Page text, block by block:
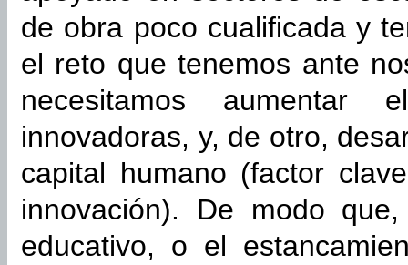
de obra poco cualificada y
el reto que tenemos ante
necesitamos
innovadoras, y, de otro,
capital humano (factor
innovación). De modo
educativo, o el